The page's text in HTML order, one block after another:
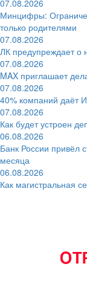
07.08.2026
Минцифры:
только родителями
07.08.2026
ЛК предупреждает о
07.08.2026
MAX приглашает
07.08.2026
40% компаний даёт
07.08.2026
Как будет устроен
06.08.2026
Банк России привёл
месяца
06.08.2026
Как магистральная